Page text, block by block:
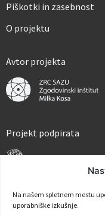
Na našem spletnem mestu
uporabniške izkušnje.
Piškotki in zasebnost
O projektu
Avtor projekta
Projekt podpirata